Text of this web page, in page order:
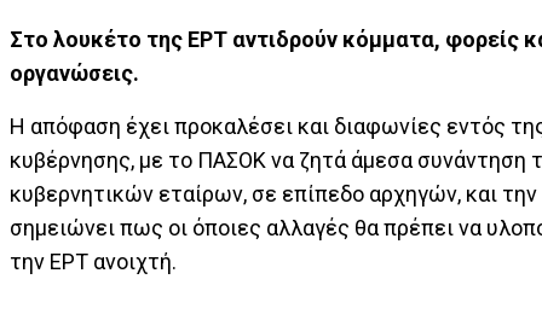
Στο λουκέτο της ΕΡΤ αντιδρούν κόμματα, φορείς
οργανώσεις.
Η απόφαση έχει προκαλέσει και διαφωνίες εντός
κυβέρνησης, με το ΠΑΣΟΚ να ζητά άμεσα συνάντηση
κυβερνητικών εταίρων, σε επίπεδο αρχηγών, και
σημειώνει πως οι όποιες αλλαγές θα πρέπει να
την ΕΡΤ ανοιχτή.